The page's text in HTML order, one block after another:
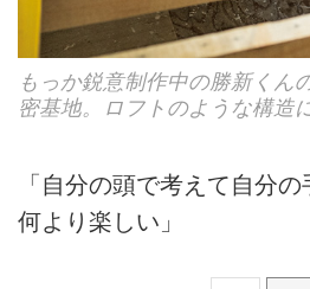
もっか鋭意制作中の勝新くん
密基地。ロフトのような構造
「自分の頭で考えて自分の
何より楽しい」